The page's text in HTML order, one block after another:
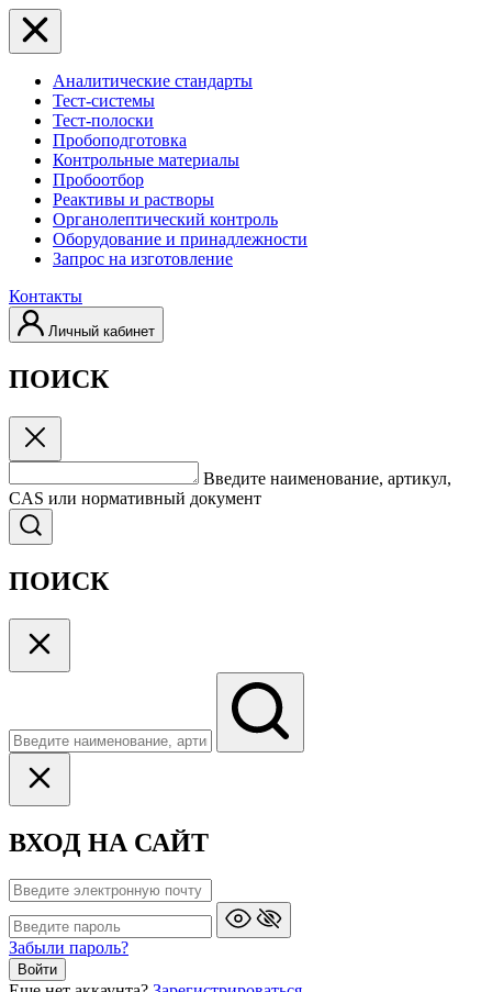
Аналитические стандарты
Тест-системы
Тест-полоски
Пробоподготовка
Контрольные материалы
Пробоотбор
Реактивы и растворы
Органолептический контроль
Оборудование и принадлежности
Запрос на изготовление
Контакты
Личный кабинет
ПОИСК
Введите наименование, артикул,
CAS или нормативный документ
ПОИСК
ВХОД НА САЙТ
Забыли пароль?
Войти